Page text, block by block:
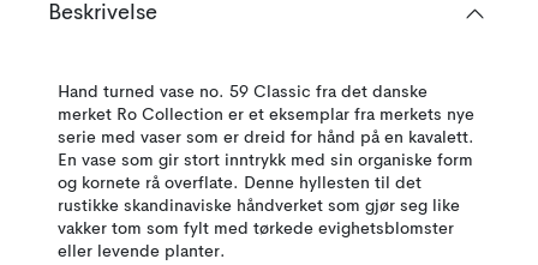
Beskrivelse
Hand turned vase no. 59 Classic fra det danske
merket Ro Collection er et eksemplar fra merkets nye
serie med vaser som er dreid for hånd på en kavalett.
En vase som gir stort inntrykk med sin organiske form
og kornete rå overflate. Denne hyllesten til det
rustikke skandinaviske håndverket som gjør seg like
vakker tom som fylt med tørkede evighetsblomster
eller levende planter.